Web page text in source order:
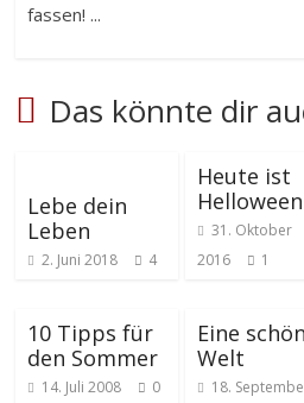
fassen! ...
Das könnte dir
Lebe dein
Leben
2. Juni 2018 4
Heute ist
Helloween
31. Oktober
2016
1
10 Tipps für
den Sommer
14. Juli 2008 0
Eine
Welt
18.